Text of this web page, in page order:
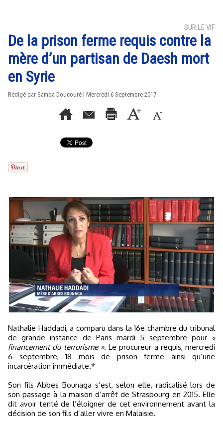
SUR LE VIF
De la prison ferme requis contre la
mère d’un partisan de Daesh mort
en Syrie
Rédigé par Samba Doucouré | Mercredi 6 Septembre 2017
Nathalie Haddadi, a comparu dans la 16e chambre du tribunal
de grande instance de Paris mardi 5 septembre pour «
financement du terrorisme ». Le procureur a requis, mercredi
6 septembre, 18 mois de prison ferme ainsi qu’une
incarcération immédiate.*
Son fils Abbes Bounaga s’est, selon elle, radicalisé lors de
son passage à la maison d’arrêt de Strasbourg en 2015. Elle
dit avoir tenté de l’éloigner de cet environnement avant la
décision de son fils d’aller vivre en Malaisie.